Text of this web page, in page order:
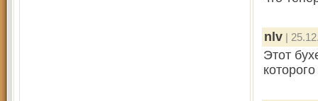
nlv |
Этот